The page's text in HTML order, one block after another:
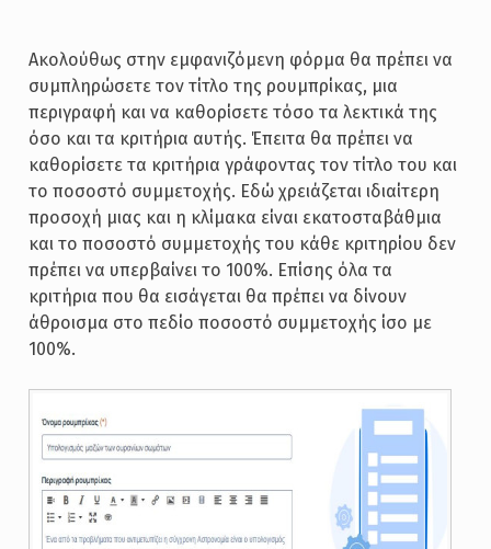
Ακολούθως στην εμφανιζόμενη φόρμα θα πρέπει να
συμπληρώσετε τον τίτλο της ρουμπρίκας, μια
περιγραφή και να καθορίσετε τόσο τα λεκτικά της
όσο και τα κριτήρια αυτής. Έπειτα θα πρέπει να
καθορίσετε τα κριτήρια γράφοντας τον τίτλο του και
το ποσοστό συμμετοχής. Εδώ χρειάζεται ιδιαίτερη
προσοχή μιας και η κλίμακα είναι εκατοσταβάθμια
και το ποσοστό συμμετοχής του κάθε κριτηρίου δεν
πρέπει να υπερβαίνει το 100%. Επίσης όλα τα
κριτήρια που θα εισάγεται θα πρέπει να δίνουν
άθροισμα στο πεδίο ποσοστό συμμετοχής ίσο με
100%.